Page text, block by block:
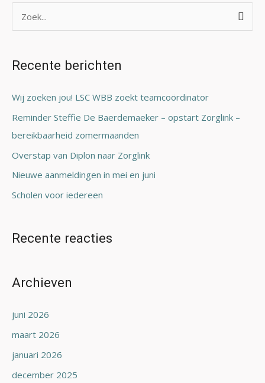
k
:
Recente berichten
Wij zoeken jou! LSC WBB zoekt teamcoördinator
Reminder Steffie De Baerdemaeker – opstart Zorglink –
bereikbaarheid zomermaanden
Overstap van Diplon naar Zorglink
Nieuwe aanmeldingen in mei en juni
Scholen voor iedereen
Recente reacties
Archieven
juni 2026
maart 2026
januari 2026
december 2025